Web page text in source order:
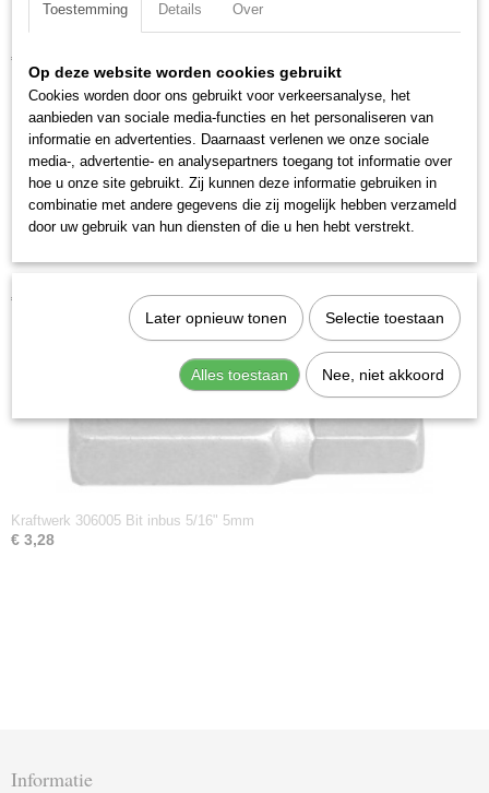
€ 4,28
€ 3,28
Kraftwerk 306005 Bit inbus 5/16" 5mm
€ 3,28
Informatie
Toestemming Details Over
Op deze website worden cookies gebruikt
Cookies worden door ons gebruikt voor verkeersanalyse, het
aanbieden van sociale media-functies en het personaliseren van
informatie en advertenties. Daarnaast verlenen we onze sociale
media-, advertentie- en analysepartners toegang tot informatie over
hoe u onze site gebruikt. Zij kunnen deze informatie gebruiken in
combinatie met andere gegevens die zij mogelijk hebben verzameld
door uw gebruik van hun diensten of die u hen hebt verstrekt.
Later opnieuw tonen Selectie toestaan
Alles toestaan Nee, niet akkoord